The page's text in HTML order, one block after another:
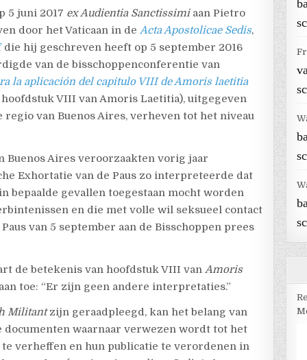
5 juni 2017 ex Audientia Sanctissimiaan Pietro
door het Vaticaan in deActa Apostolicae Sedis,
die hij geschreven heeft op 5 september 2016
van de bisschoppenconferentie van
la aplicación del capitulo VIII de Amoris laetitia
VIII van Amoris Laetitia), uitgegeven
van Buenos Aires, verheven tot het niveau
Buenos Aires veroorzaakten vorig jaar
Exhortatie van de Paus zo interpreteerde dat
bepaalde gevallen toegestaan mocht worden
en die met volle wil seksueel contact
van 5 september aan de Bisschoppen prees
de betekenis van hoofdstuk VIII vanAmoris
toe: “Er zijn geen andere interpretaties.”
Militantzijn geraadpleegd, kan het belang van
documenten waarnaar verwezen wordt tot het
verheffen en hun publicatie te verordenen in